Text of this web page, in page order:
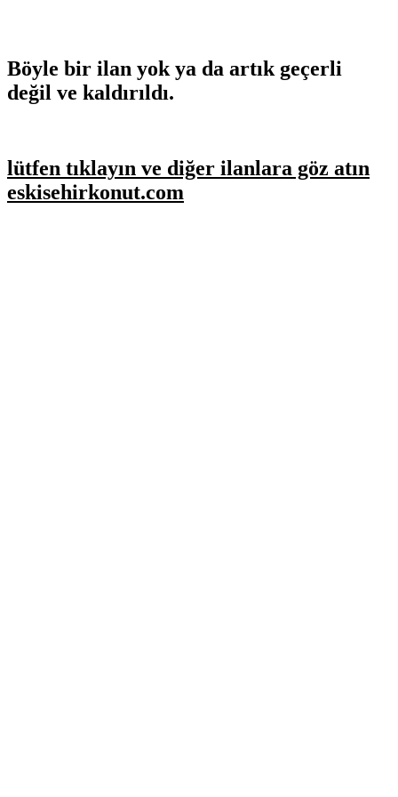
Böyle bir ilan yok ya da artık geçerli
değil ve kaldırıldı.
lütfen tıklayın ve diğer ilanlara göz atın
eskisehirkonut.com